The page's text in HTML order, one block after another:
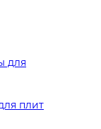
для
плит